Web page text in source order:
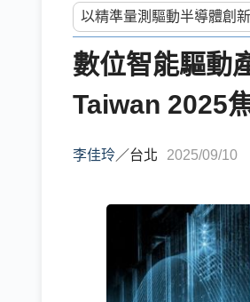
數位智能驅動
Taiwan 2025
李佳玲／台北 2025/09/10